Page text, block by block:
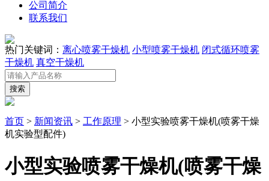
公司简介
联系我们
热门关键词： 离心喷雾干燥机 小型喷雾干燥机 闭式循环喷雾
干燥机 真空干燥机
首页 > 新闻资讯 > 工作原理 > 小型实验喷雾干燥机(喷雾干燥
机实验型配件)
小型实验喷雾干燥机(喷雾干燥